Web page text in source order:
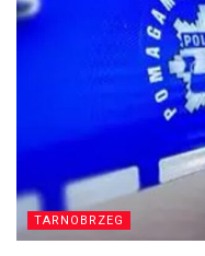
TARNOBRZEG